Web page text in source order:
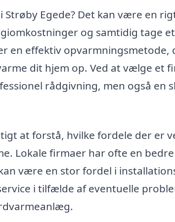
Egede? Det kan være en
og samtidig tage
en effektiv opvarmningsmetode,
dit hjem op. Ved at vælge et
rådgivning, men også en
at forstå, hvilke fordele der er
Lokale firmaer har ofte en
være en stor fordel i
i tilfælde af eventuelle